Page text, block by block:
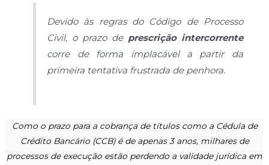
Devido às regras do Código de Processo
Civil, o prazo de prescrição intercorrente
corre de forma implacável a partir da
primeira tentativa frustrada de penhora.
Como o prazo para a cobrança de títulos como a Cédula de
Crédito Bancário (CCB) é de apenas 3 anos, milhares de
processos de execução estão perdendo a validade jurídica em